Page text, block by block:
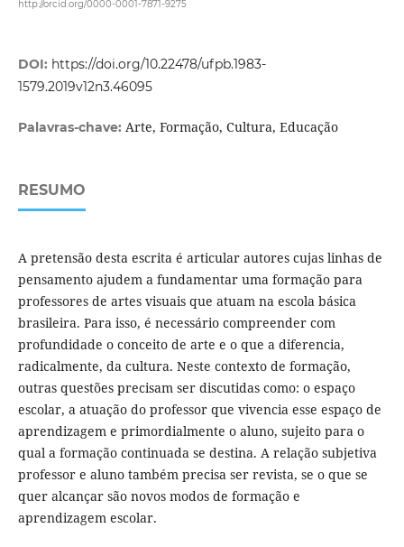
http://orcid.org/0000-0001-7871-9275
DOI: https://doi.org/10.22478/ufpb.1983-
1579.2019v12n3.46095
Palavras-chave: Arte, Formação, Cultura, Educação
RESUMO
A pretensão desta escrita é articular autores cujas linhas de
pensamento ajudem a fundamentar uma formação para
professores de artes visuais que atuam na escola básica
brasileira. Para isso, é necessário compreender com
profundidade o conceito de arte e o que a diferencia,
radicalmente, da cultura. Neste contexto de formação,
outras questões precisam ser discutidas como: o espaço
escolar, a atuação do professor que vivencia esse espaço de
aprendizagem e primordialmente o aluno, sujeito para o
qual a formação continuada se destina. A relação subjetiva
professor e aluno também precisa ser revista, se o que se
quer alcançar são novos modos de formação e
aprendizagem escolar.